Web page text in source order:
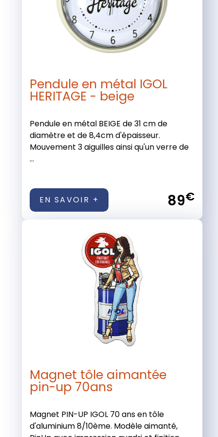
Pendule en métal IGOL
HERITAGE - beige
Pendule en métal BEIGE de 31 cm de
diamètre et de 8,4cm d'épaisseur.
Mouvement 3 aiguilles ainsi qu'un verre de
...
EN SAVOIR + 89€
Magnet tôle aimantée
pin-up 70ans
Magnet PIN-UP IGOL 70 ans en tôle
d'aluminium 8/10ème. Modèle aimanté,